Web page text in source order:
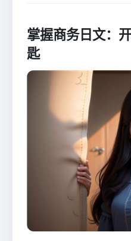
掌握商务日文：
匙